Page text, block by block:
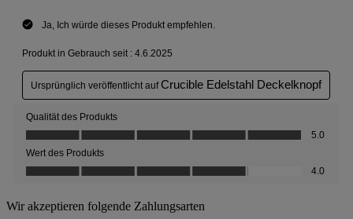
Wir akzeptieren folgende Zahlungsarten